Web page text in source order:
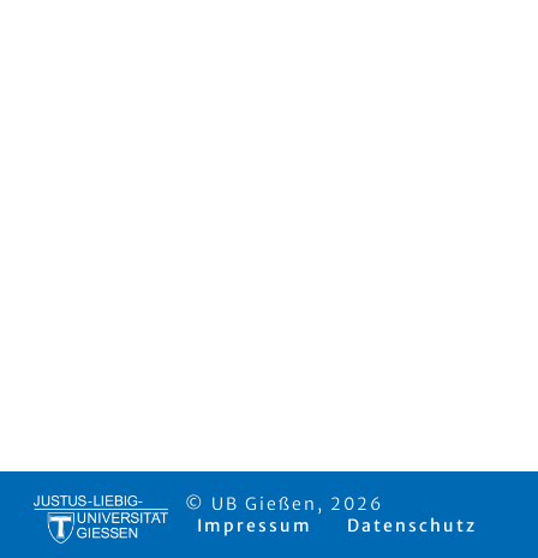
© UB Gießen, 2026
Impressum
Datenschutz